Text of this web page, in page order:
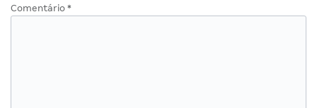
Comentário *